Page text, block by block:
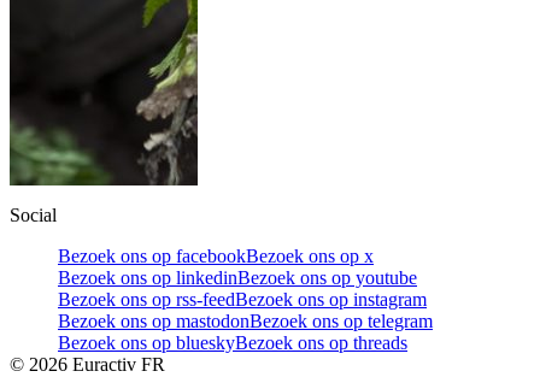
Social
Bezoek ons op facebookBezoek ons op x
Bezoek ons op linkedinBezoek ons op youtube
Bezoek ons op rss-feedBezoek ons op instagram
Bezoek ons op mastodonBezoek ons op telegram
Bezoek ons op blueskyBezoek ons op threads
© 2026 Euractiv FR